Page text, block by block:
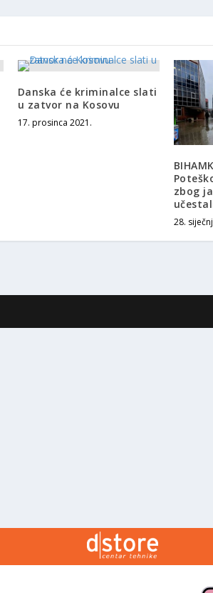
Danska će kriminalce slati
u zatvor na Kosovu
17. prosinca 2021.
zbog
28.